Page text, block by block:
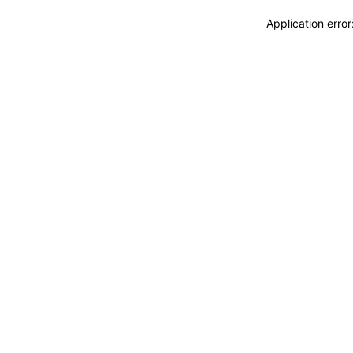
Application